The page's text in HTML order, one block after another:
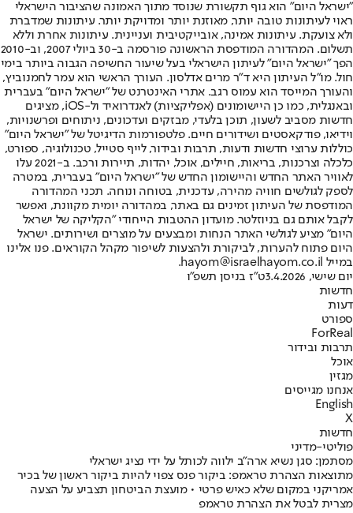
"ישראל היום" הוא גוף תקשורת שנוסד מתוך האמונה שהציבור הישראלי
ראוי לעיתונות טובה יותר, מאוזנת יותר ומדויקת יותר. עיתונות שמדברת
ולא צועקת. עיתונות אמינה, אובייקטיבית ועניינית. עיתונות אחרת וללא
תשלום. המהדורה המודפסת הראשונה פורסמה ב-30 ביולי 2007, וב-2010
הפך "ישראל היום" לעיתון הישראלי בעל שיעור החשיפה הגבוה ביותר בימי
חול. מו"ל העיתון היא ד"ר מרים אדלסון. העורך הראשי הוא עמר לחמנוביץ,
והעורך המייסד הוא עמוס רגב. אתרי האינטרנט של "ישראל היום" בעברית
ובאנגלית, כמו כן היישומונים (אפליקציות) לאנדרואיד ול-iOS, מציגים
חדשות מסביב לשעון, תוכן בלעדי, מבזקים ועדכונים, ניתוחים ופרשנויות,
וידיאו, פודקאסטים ושידורים חיים. פלטפורמות הדיגיטל של "ישראל היום"
כוללות ערוצי חדשות ודעות, תרבות ובידור, לייף סטייל, טכנולוגיה, ספורט,
כלכלה וצרכנות, בריאות, חיילים, אוכל, יהדות, תיירות ורכב. ב-2021 עלו
לאוויר האתר החדש והיישומון החדש של "ישראל היום" בעברית, במטרה
לספק לגולשים חוויה מהירה, עדכנית, בטוחה ונוחה. תכני המהדורה
המודפסת של העיתון זמינים גם באתר, במהדורה יומית מקוונת, ואפשר
לקבל אותם גם בניוזלטר. מועדון ההטבות הייחודי "הקליקה של ישראל
היום" מציע לגולשי האתר הנחות ומבצעים על מוצרים ושירותים. ישראל
היום פתוח להערות, לביקורת ולהצעות לשיפור מקהל הקוראים. פנו אלינו
במייל hayom@israelhayom.co.il.
יום שישי, 3.4.2026
ט"ז בניסן תשפ"ו
חדשות
דעות
ספורט
ForReal
תרבות ובידור
אוכל
מגזין
אנחנו מגייסים
English
X
חדשות
פוליטי-מדיני
מסתמן: סגן נשיא ארה"ב ילווה לכותל על ידי נציג ישראלי
מתוצאות הצהרת טראמפ: ביקור פנס צפוי להיות ביקור ראשון של בכיר
אמריקני במקום שלא כאיש פרטי • מועצת הביטחון תצביע על הצעה
מצרית לבטל את הצהרת טראמפ